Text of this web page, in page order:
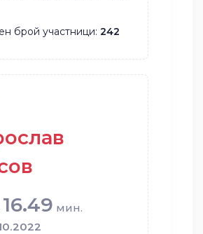
брой участници: 242
16.49 мин.